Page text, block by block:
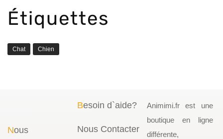
Étiquettes
Chat Chien
Nous
Besoin d`aide?
Nous Contacter
Animimi.fr est une
boutique en ligne
différente,